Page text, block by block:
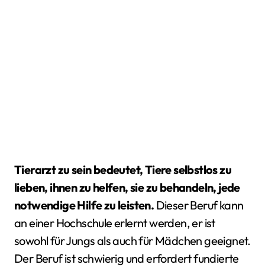
Tierarzt zu sein bedeutet, Tiere selbstlos zu
lieben, ihnen zu helfen, sie zu behandeln, jede
notwendige Hilfe zu leisten. Dieser Beruf kann
an einer Hochschule erlernt werden, er ist
sowohl für Jungs als auch für Mädchen geeignet.
Der Beruf ist schwierig und erfordert fundierte